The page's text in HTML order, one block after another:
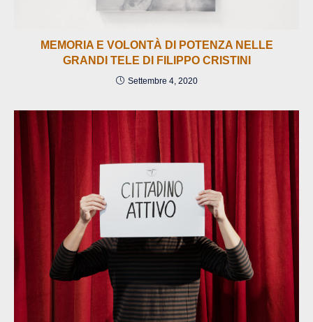
MEMORIA E VOLONTÀ DI POTENZA NELLE
GRANDI TELE DI FILIPPO CRISTINI
Settembre 4, 2020